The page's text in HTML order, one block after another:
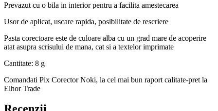
Prevazut cu o bila in interior pentru a facilita amestecarea
Usor de aplicat, uscare rapida, posibilitate de rescriere
Pasta corectoare este de culoare alba cu un grad mare de acoperire
atat asupra scrisului de mana, cat si a textelor imprimate
Cantitate: 8 g
Comandati Pix Corector Noki, la cel mai bun raport calitate-pret la
Elhor Trade